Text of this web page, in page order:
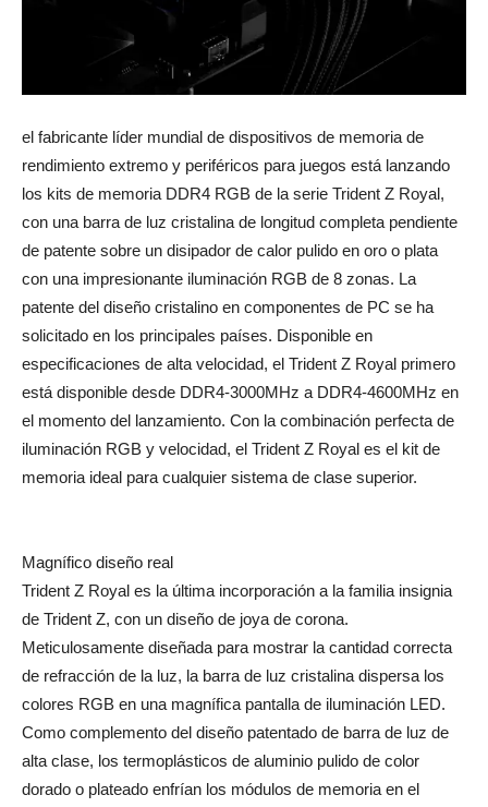
el fabricante líder mundial de dispositivos de memoria de
rendimiento extremo y periféricos para juegos está lanzando
los kits de memoria DDR4 RGB de la serie Trident Z Royal,
con una barra de luz cristalina de longitud completa pendiente
de patente sobre un disipador de calor pulido en oro o plata
con una impresionante iluminación RGB de 8 zonas. La
patente del diseño cristalino en componentes de PC se ha
solicitado en los principales países. Disponible en
especificaciones de alta velocidad, el Trident Z Royal primero
está disponible desde DDR4-3000MHz a DDR4-4600MHz en
el momento del lanzamiento. Con la combinación perfecta de
iluminación RGB y velocidad, el Trident Z Royal es el kit de
memoria ideal para cualquier sistema de clase superior.
Magnífico diseño real
Trident Z Royal es la última incorporación a la familia insignia
de Trident Z, con un diseño de joya de corona.
Meticulosamente diseñada para mostrar la cantidad correcta
de refracción de la luz, la barra de luz cristalina dispersa los
colores RGB en una magnífica pantalla de iluminación LED.
Como complemento del diseño patentado de barra de luz de
alta clase, los termoplásticos de aluminio pulido de color
dorado o plateado enfrían los módulos de memoria en el